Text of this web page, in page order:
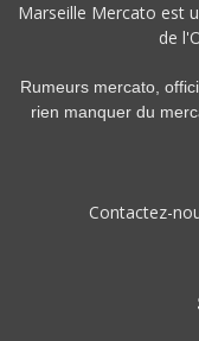
Marseille Mercato est
de
Rumeurs mercato,
rien manquer du
Contactez-